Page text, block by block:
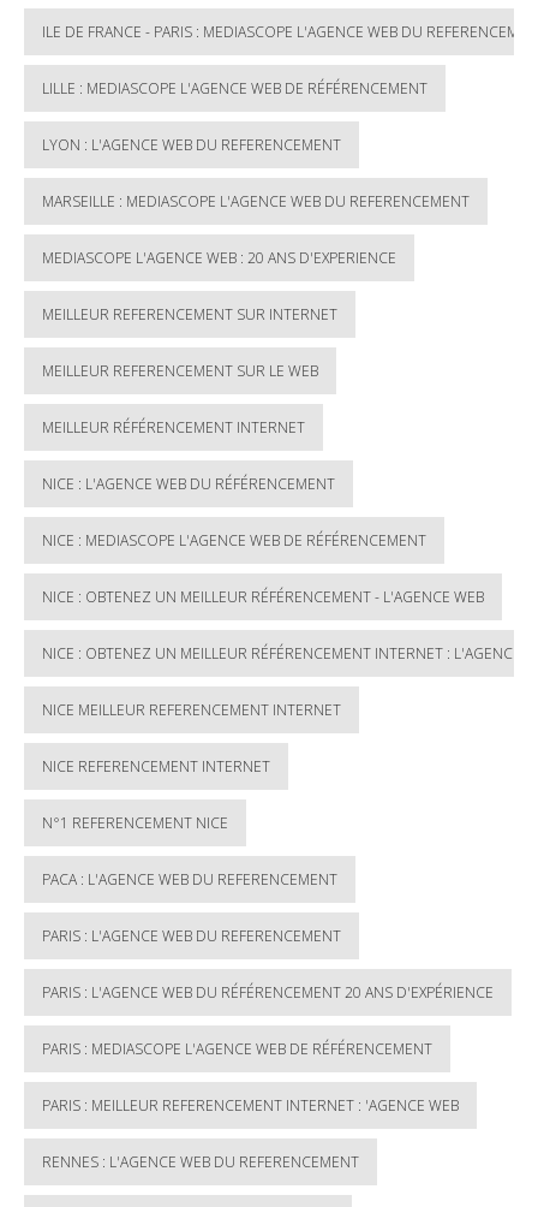
ILE DE FRANCE - PARIS : MEDIASCOPE L'AGENCE WEB DU
LILLE : MEDIASCOPE L'AGENCE WEB DE RÉFÉRENCEMENT
LYON : L'AGENCE WEB DU REFERENCEMENT
MARSEILLE : MEDIASCOPE L'AGENCE WEB DU REFERENCEMENT
MEDIASCOPE L'AGENCE WEB : 20 ANS D'EXPERIENCE
MEILLEUR REFERENCEMENT SUR INTERNET
MEILLEUR REFERENCEMENT SUR LE WEB
MEILLEUR RÉFÉRENCEMENT INTERNET
NICE : L'AGENCE WEB DU RÉFÉRENCEMENT
NICE : MEDIASCOPE L'AGENCE WEB DE RÉFÉRENCEMENT
NICE : OBTENEZ UN MEILLEUR RÉFÉRENCEMENT - L'AGENCE WEB
NICE : OBTENEZ UN MEILLEUR RÉFÉRENCEMENT INTERNET : L'AGENCE
NICE MEILLEUR REFERENCEMENT INTERNET
NICE REFERENCEMENT INTERNET
N°1 REFERENCEMENT NICE
PACA : L'AGENCE WEB DU REFERENCEMENT
PARIS : L'AGENCE WEB DU REFERENCEMENT
PARIS : L'AGENCE WEB DU RÉFÉRENCEMENT 20 ANS D'EXPÉRIENCE
PARIS : MEDIASCOPE L'AGENCE WEB DE RÉFÉRENCEMENT
PARIS : MEILLEUR REFERENCEMENT INTERNET : 'AGENCE WEB
RENNES : L'AGENCE WEB DU REFERENCEMENT